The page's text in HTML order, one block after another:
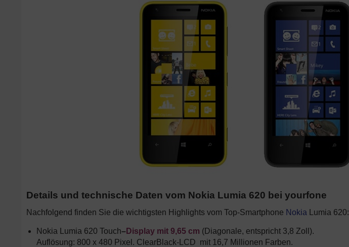
Details und technische Daten vom Nokia Lumia 620 bei yourfone
Nachfolgend finden Sie die wichtigsten Highlights vom Top-Smartphone Nokia Lumia 620:
Nokia Lumia 620 Touch–Display mit 9,65 cm (Diagonale, entspricht 3,8 Zoll).
Auflösung: 800 x 480 Pixel. ClearBlack-LCD mit 16,7 Millionen Farben.